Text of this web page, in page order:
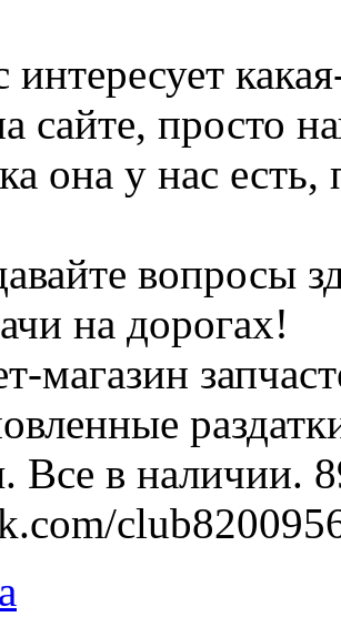
интересует
сайте, просто
она у нас
вопросы
на дорогах!
магазин
Все в наличии.